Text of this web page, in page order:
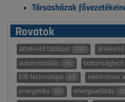
Társasházak
Rovatok
áttekintő táblázat 232 áttekintő
automatizálás 14
EIB technológia 43 elektromos
energetika 57 energiaellátás